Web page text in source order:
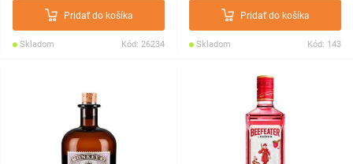
Pridať do košíka
Skladom Kód: 26234
Pridať do košíka
Skladom Kód: 143